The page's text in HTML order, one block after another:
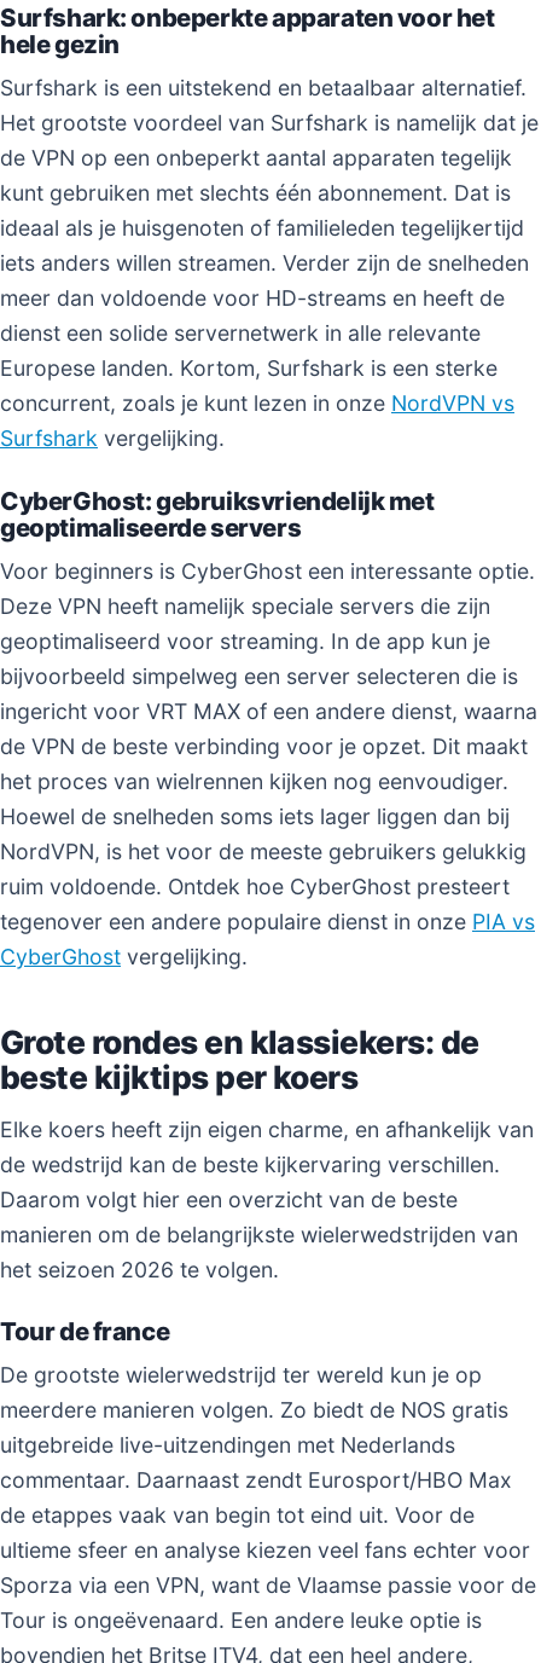
Surfshark: onbeperkte apparaten voor het
hele gezin
Surfshark is een uitstekend en betaalbaar alternatief.
Het grootste voordeel van Surfshark is namelijk dat je
de VPN op een onbeperkt aantal apparaten tegelijk
kunt gebruiken met slechts één abonnement. Dat is
ideaal als je huisgenoten of familieleden tegelijkertijd
iets anders willen streamen. Verder zijn de snelheden
meer dan voldoende voor HD-streams en heeft de
dienst een solide servernetwerk in alle relevante
Europese landen. Kortom, Surfshark is een sterke
concurrent, zoals je kunt lezen in onze NordVPN vs
Surfshark vergelijking.
CyberGhost: gebruiksvriendelijk met
geoptimaliseerde servers
Voor beginners is CyberGhost een interessante optie.
Deze VPN heeft namelijk speciale servers die zijn
geoptimaliseerd voor streaming. In de app kun je
bijvoorbeeld simpelweg een server selecteren die is
ingericht voor VRT MAX of een andere dienst, waarna
de VPN de beste verbinding voor je opzet. Dit maakt
het proces van wielrennen kijken nog eenvoudiger.
Hoewel de snelheden soms iets lager liggen dan bij
NordVPN, is het voor de meeste gebruikers gelukkig
ruim voldoende. Ontdek hoe CyberGhost presteert
tegenover een andere populaire dienst in onze PIA vs
CyberGhost vergelijking.
Grote rondes en klassiekers: de
beste kijktips per koers
Elke koers heeft zijn eigen charme, en afhankelijk van
de wedstrijd kan de beste kijkervaring verschillen.
Daarom volgt hier een overzicht van de beste
manieren om de belangrijkste wielerwedstrijden van
het seizoen 2026 te volgen.
Tour de france
De grootste wielerwedstrijd ter wereld kun je op
meerdere manieren volgen. Zo biedt de NOS gratis
uitgebreide live-uitzendingen met Nederlands
commentaar. Daarnaast zendt Eurosport/HBO Max
de etappes vaak van begin tot eind uit. Voor de
ultieme sfeer en analyse kiezen veel fans echter voor
Sporza via een VPN, want de Vlaamse passie voor de
Tour is ongeëvenaard. Een andere leuke optie is
bovendien het Britse ITV4, dat een heel andere,